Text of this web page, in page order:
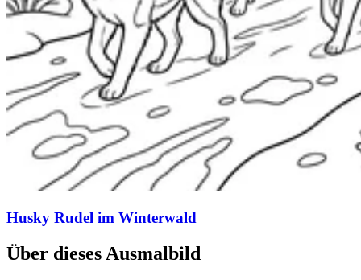
Husky Rudel im Winterwald
Über dieses Ausmalbild